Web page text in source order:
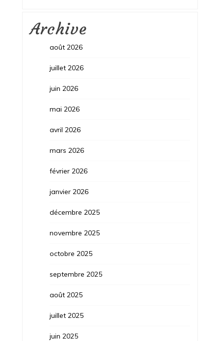
Archive
août 2026
juillet 2026
juin 2026
mai 2026
avril 2026
mars 2026
février 2026
janvier 2026
décembre 2025
novembre 2025
octobre 2025
septembre 2025
août 2025
juillet 2025
juin 2025